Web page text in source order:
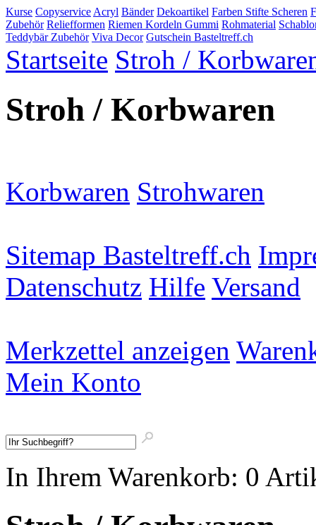
Kurse Copyservice Acryl Bänder Dekoartikel Farben Stifte Scheren
Zubehör Reliefformen Riemen Kordeln Gummi Rohmaterial
Teddybär Zubehör Viva Decor Gutschein Basteltreff.ch
Startseite Stroh /
Stroh / Korbwaren
Korbwaren Strohwaren
Sitemap Basteltreff.ch
Datenschutz Hilfe Versand
Merkzettel anzeigen
Mein Konto
In Ihrem Warenkorb: 0